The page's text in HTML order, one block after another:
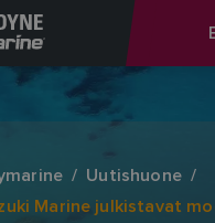
Uutishuone
Marine julkistavat